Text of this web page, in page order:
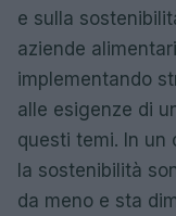
e sulla
aziende
implementando
alle esigenze di
questi temi. In un
la sostenibilità
da meno e sta